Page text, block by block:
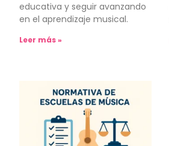
educativa y seguir avanzando
en el aprendizaje musical.
Leer más »